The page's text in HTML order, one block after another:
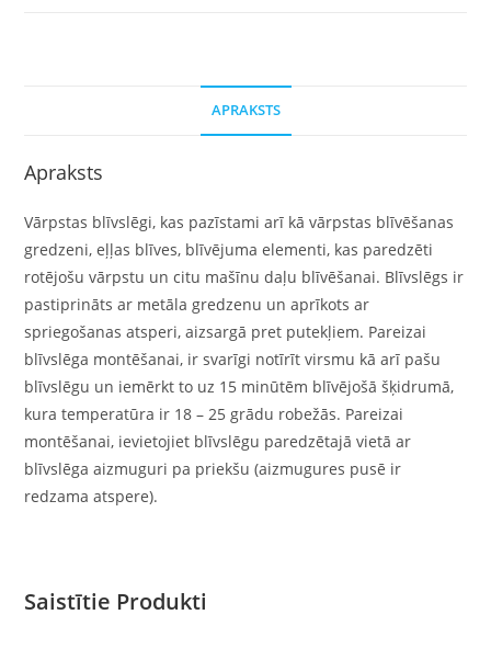
APRAKSTS
Apraksts
Vārpstas blīvslēgi, kas pazīstami arī kā vārpstas blīvēšanas
gredzeni, eļļas blīves, blīvējuma elementi, kas paredzēti
rotējošu vārpstu un citu mašīnu daļu blīvēšanai. Blīvslēgs ir
pastiprināts ar metāla gredzenu un aprīkots ar
spriegošanas atsperi, aizsargā pret putekļiem. Pareizai
blīvslēga montēšanai, ir svarīgi notīrīt virsmu kā arī pašu
blīvslēgu un iemērkt to uz 15 minūtēm blīvējošā šķidrumā,
kura temperatūra ir 18 – 25 grādu robežās. Pareizai
montēšanai, ievietojiet blīvslēgu paredzētajā vietā ar
blīvslēga aizmuguri pa priekšu (aizmugures pusē ir
redzama atspere).
Saistītie Produkti